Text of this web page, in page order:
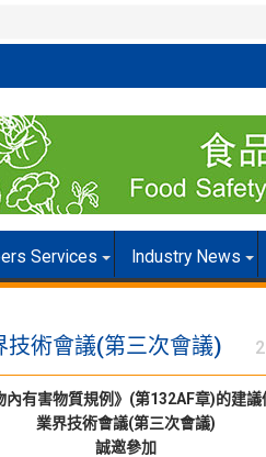
Services Industry News
技術會議(第三次會議)
內有害物質規例》(第132AF章)的建議
業界技術會議(第三次會議)
誠邀參加